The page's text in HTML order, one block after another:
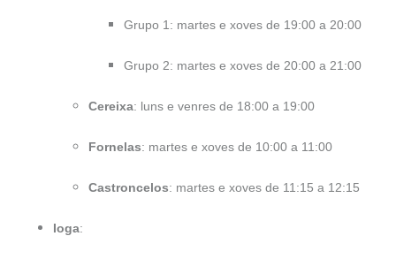
Grupo 1: martes e xoves de 19:00 a 20:00
Grupo 2: martes e xoves de 20:00 a 21:00
Cereixa: luns e venres de 18:00 a 19:00
Fornelas: martes e xoves de 10:00 a 11:00
Castroncelos: martes e xoves de 11:15 a 12:15
Ioga: